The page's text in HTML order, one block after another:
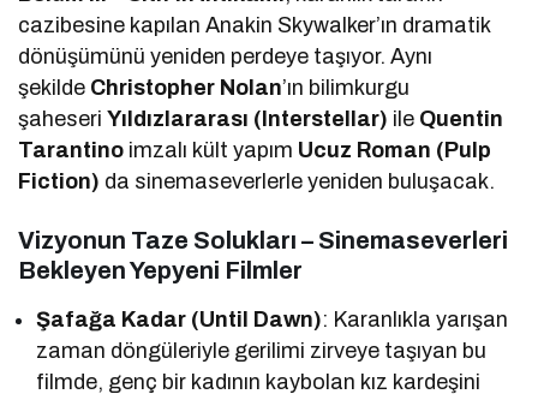
cazibesine kapılan Anakin Skywalker’ın dramatik
dönüşümünü yeniden perdeye taşıyor. Aynı
şekilde Christopher Nolan’ın bilimkurgu
şaheseriYıldızlararası (Interstellar) ile Quentin
Tarantino imzalı kült yapım Ucuz Roman (Pulp
Fiction) da sinemaseverlerle yeniden buluşacak.
Vizyonun Taze Solukları – Sinemaseverleri
Bekleyen Yepyeni Filmler
Şafağa Kadar (Until Dawn): Karanlıkla yarışan
zaman döngüleriyle gerilimi zirveye taşıyan bu
filmde, genç bir kadının kaybolan kız kardeşini